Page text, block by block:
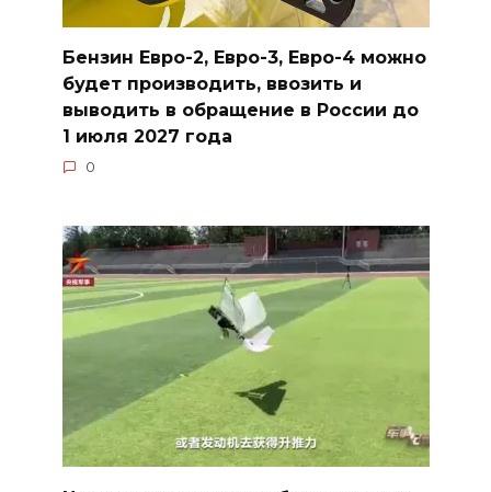
Бензин Евро-2, Евро-3, Евро-4 можно
будет производить, ввозить и
выводить в обращение в России до
1 июля 2027 года
0